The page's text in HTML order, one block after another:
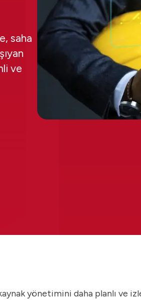
saha
ve
yönetimini daha planlı ve